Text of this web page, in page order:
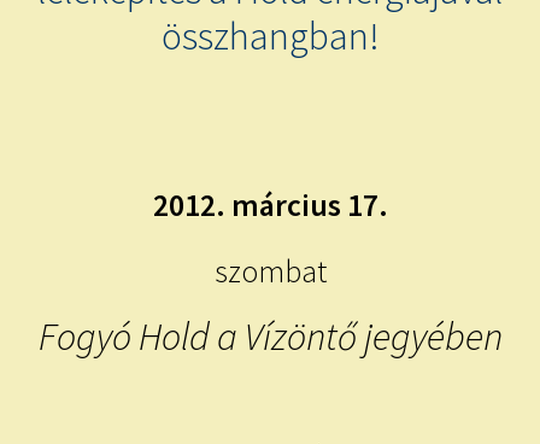
menu
összhangban!
2012. március 17.
szombat
Fogyó Hold a Vízöntő jegyében